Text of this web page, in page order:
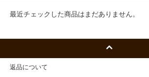
最近チェックした商品はまだありません。
返品について